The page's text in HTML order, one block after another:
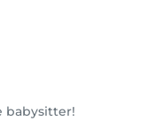
babysitter!